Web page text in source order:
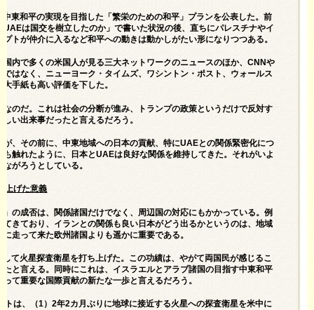
東和平の実現を目指した 「繁栄のための和平」プランを公表した。前
UAEは国交を樹立したのか」で書いた状況の後、直ちにパレスチナやイ
トが仲介に入るなど和平への動きは動かしがたい形になりつつある。
国内で多くの米国人が見る三大ネットワークのニュースのほか、CNNや
ではなく、ニューヨーク・タイムズ、ワシントン・ポスト、ウォールス
手紙も高い評価を下した。
なのだ。これは社会の分断が進み、トランプの政策というだけで反対す
い出来事だったと言えるだろう。
が、その前に、中東地域への日本の貢献、特にUAEとの関係緊密化につ
も触れたように、日本とUAEは良好な関係を維持してきた。それがいよ
がろうとしている。
上げた意義
の成否は、関係諸国だけでなく、周辺国の対応にもかかっている。例
てきており、イランとの関係も良い日本がどう出るかというのは、地域
走って来た欧州諸国よりも遥かに重要である。
て火星探査衛星を打ち上げた。この功績は、やがて両国民が感じるこ
たと言える。同時にこれは、イスラエルとアラブ諸国の目指す中東和平
て重要な国際貢献の新たな一歩と言えるだろう。
トは、（1）2年2カ月ぶりに地球に接近する火星への探査衛星を米中に